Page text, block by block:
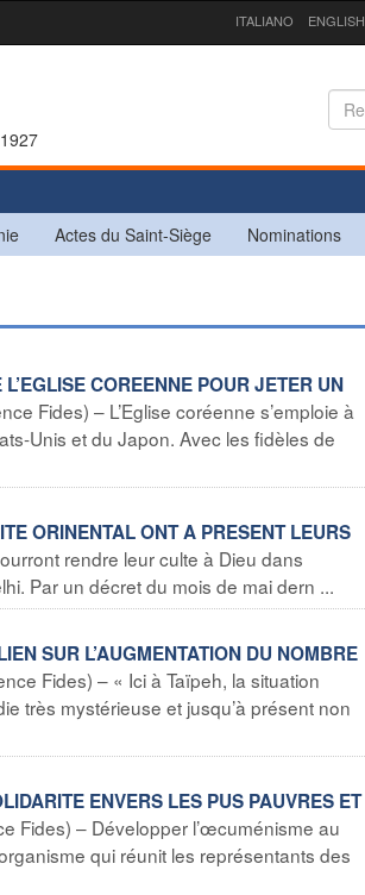
ITALIANO ENGLISH
Actes du Saint-Siège Nominations
COREENNE POUR JETER UN
Fides) – L’Eglise coréenne s’emploie à
Unis et du Japon. Avec les fidèles de
ORINENTAL ONT A PRESENT LEURS
rendre leur culte à Dieu dans
Par un décret du mois de mai dern ...
SUR L’AUGMENTATION DU NOMBRE
Fides) – « Ici à Taïpeh, la situation
très mystérieuse et jusqu’à présent non
ENVERS LES PUS PAUVRES ET
Fides) – Développer l’œcuménisme au
qui réunit les représentants des